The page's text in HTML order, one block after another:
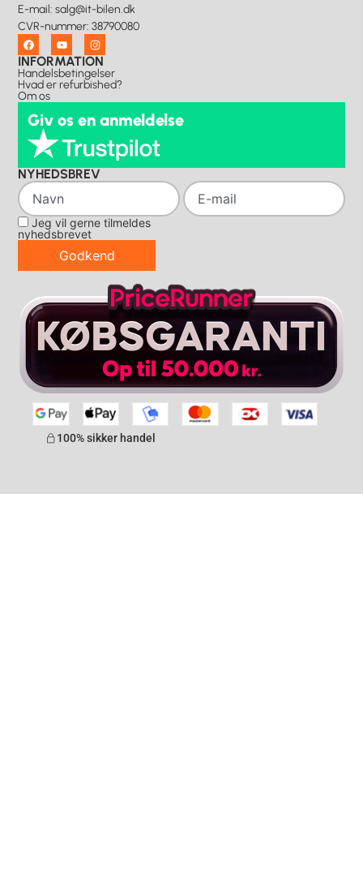
E-mail:salg@it-bilen.dk
CVR-nummer: 38790080
INFORMATION
Handelsbetingelser
Hvad er refurbished?
Om os
Giv os en anmeldelse
NYHEDSBREV
Jeg vil gerne tilmeldes
nyhedsbrevet
Godkend
100% sikker handel